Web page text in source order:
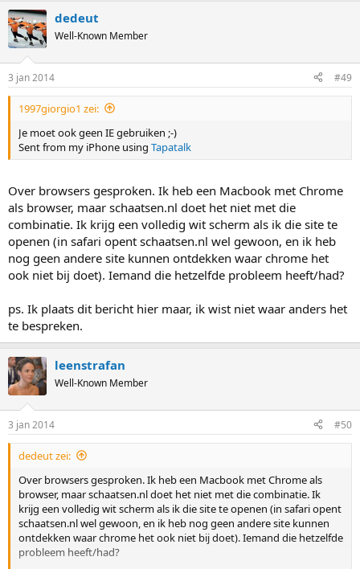
dedeut
Well-Known Member
3 jan 2014 #49
1997giorgio1 zei:
Je moet ook geen IE gebruiken ;-)
Sent from my iPhone using Tapatalk
Over browsers gesproken. Ik heb een Macbook met Chrome
als browser, maar schaatsen.nl doet het niet met die
combinatie. Ik krijg een volledig wit scherm als ik die site te
openen (in safari opent schaatsen.nl wel gewoon, en ik heb
nog geen andere site kunnen ontdekken waar chrome het
ook niet bij doet). Iemand die hetzelfde probleem heeft/had?
ps. Ik plaats dit bericht hier maar, ik wist niet waar anders het
te bespreken.
leenstrafan
Well-Known Member
3 jan 2014 #50
dedeut zei:
Over browsers gesproken. Ik heb een Macbook met Chrome als
browser, maar schaatsen.nl doet het niet met die combinatie. Ik
krijg een volledig wit scherm als ik die site te openen (in safari opent
schaatsen.nl wel gewoon, en ik heb nog geen andere site kunnen
ontdekken waar chrome het ook niet bij doet). Iemand die hetzelfde
probleem heeft/had?